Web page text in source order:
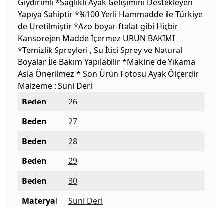
Giydirimli *Sağlıklı Ayak Gelişimini Destekleyen
Yapıya Sahiptir *%100 Yerli Hammadde ile Türkiye
de Üretilmiştir *Azo boyar-ftalat gibi Hiçbir
Kansorejen Madde İçermez ÜRÜN BAKIMI
*Temizlik Spreyleri , Su İtici Sprey ve Natural
Boyalar İle Bakım Yapılabilir *Makine de Yıkama
Asla Önerilmez * Son Ürün Fotosu Ayak Ölçerdir
Malzeme : Suni Deri
Beden
26
Beden
27
Beden
28
Beden
29
Beden
30
Materyal
Suni Deri